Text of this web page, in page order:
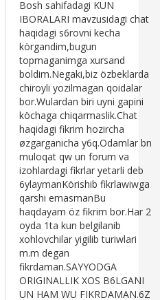
Bosh sahifadagi KUN
IBORALARI mavzusidagi chat
haqidagi s6rovni kecha
körgandim,bugun
topmaganimga xursand
boldim.Negaki,biz özbeklarda
chiroyli yozilmagan qoidalar
bor.Wulardan biri uyni gapini
köchaga chiqarmaslik.Chat
haqidagi fikrim hozircha
øzgarganicha y6q.Odamlar bn
muloqat qw un forum va
izohlardagi fikrlar yetarli deb
6ylaymanKörishib fikrlawiwga
qarshi emasmanBu
haqdayam öz fikrim bor.Har 2
oyda 1ta kun belgilanib
xohlovchilar yigilib turiwlari
m.m degan
fikrdaman.SAYYODGA
ORIGINALLIK XOS B6LGANI
UN HAM WU FIKRDAMAN.6Z